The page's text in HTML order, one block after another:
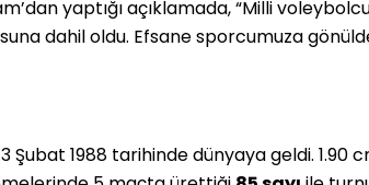
yaptığı açıklamada, “Milli
dahil oldu. Efsane sporcumuza
3 Şubat 1988 tarihinde dünyaya geldi. 1.90